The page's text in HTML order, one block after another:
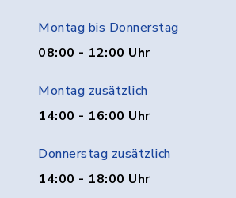
Montag bis Donnerstag
08:00 - 12:00 Uhr
Montag zusätzlich
14:00 - 16:00 Uhr
Donnerstag zusätzlich
14:00 - 18:00 Uhr